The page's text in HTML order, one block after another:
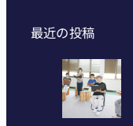
最近の投稿